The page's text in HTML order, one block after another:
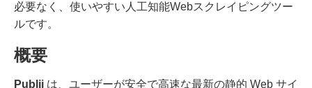
必要なく、使いやすい人工知能Webスクレイピングツー
ルです。
概要
Publii は、ユーザーが安全で高速な最新の静的 Web サイ